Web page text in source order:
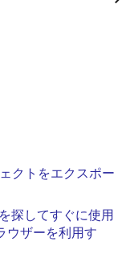
(1/3) - RX および
(3/3) - RX のビ
クトをエクスポー
探してすぐに使用
ウザーを利用す